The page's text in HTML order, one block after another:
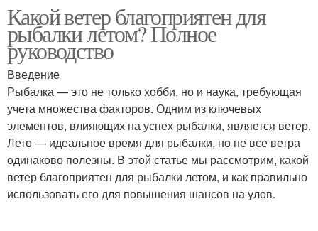
Какой ветер благоприятен для
рыбалки летом? Полное
руководство
Введение
Рыбалка — это не только хобби, но и наука, требующая
учета множества факторов. Одним из ключевых
элементов, влияющих на успех рыбалки, является ветер.
Лето — идеальное время для рыбалки, но не все ветра
одинаково полезны. В этой статье мы рассмотрим, какой
ветер благоприятен для рыбалки летом, и как правильно
использовать его для повышения шансов на улов.